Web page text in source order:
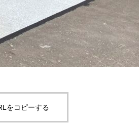
をコピーする